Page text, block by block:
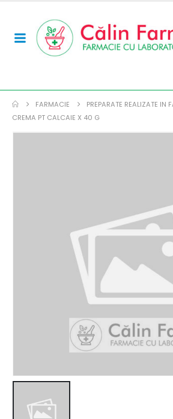
FARMACIE
PREPARATE REALIZATE IN
CREMA PT CALCAIE X 40 G